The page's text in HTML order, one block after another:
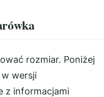
rozmiar. Poniżej
wersji
z informacjami